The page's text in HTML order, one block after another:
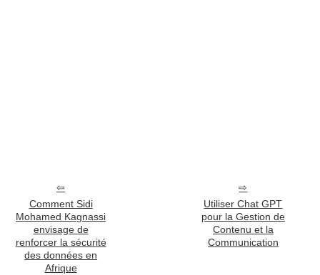
Comment Sidi
Mohamed Kagnassi
envisage de
renforcer la sécurité
des données en
Afrique
Utiliser Chat GPT
pour la Gestion de
Contenu et la
Communication